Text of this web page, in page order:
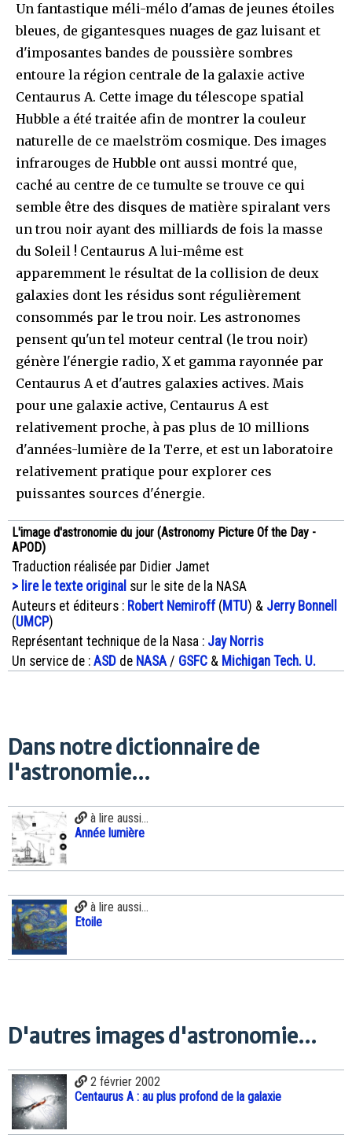
Un fantastique méli-mélo d'amas de jeunes étoiles
bleues, de gigantesques nuages de gaz luisant et
d'imposantes bandes de poussière sombres
entoure la région centrale de la galaxie active
Centaurus A. Cette image du télescope spatial
Hubble a été traitée afin de montrer la couleur
naturelle de ce maelström cosmique. Des images
infrarouges de Hubble ont aussi montré que,
caché au centre de ce tumulte se trouve ce qui
semble être des disques de matière spiralant vers
un trou noir ayant des milliards de fois la masse
du Soleil ! Centaurus A lui-même est
apparemment le résultat de la collision de deux
galaxies dont les résidus sont régulièrement
consommés par le trou noir. Les astronomes
pensent qu'un tel moteur central (le trou noir)
génère l'énergie radio, X et gamma rayonnée par
Centaurus A et d'autres galaxies actives. Mais
pour une galaxie active, Centaurus A est
relativement proche, à pas plus de 10 millions
d'années-lumière de la Terre, et est un laboratoire
relativement pratique pour explorer ces
puissantes sources d'énergie.
L'image d'astronomie du jour (Astronomy Picture Of the Day -
APOD)
Traduction réalisée par Didier Jamet
> lire le texte original sur le site de la NASA
Auteurs et éditeurs : Robert Nemiroff( MTU) & Jerry Bonnell
(UMCP)
Représentant technique de la Nasa : Jay Norris
Un service de : ASD de NASA/ GSFC & Michigan Tech. U.
Dans notre dictionnaire de
l'astronomie...
à lire aussi...
Année lumière
à lire aussi...
Etoile
D'autres images d'astronomie...
2 février 2002
Centaurus A : au plus profond de la galaxie